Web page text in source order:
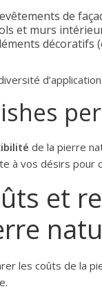
de
et murs
décoratifs
de la pierre
à vos désirs pour
et
les coûts de la